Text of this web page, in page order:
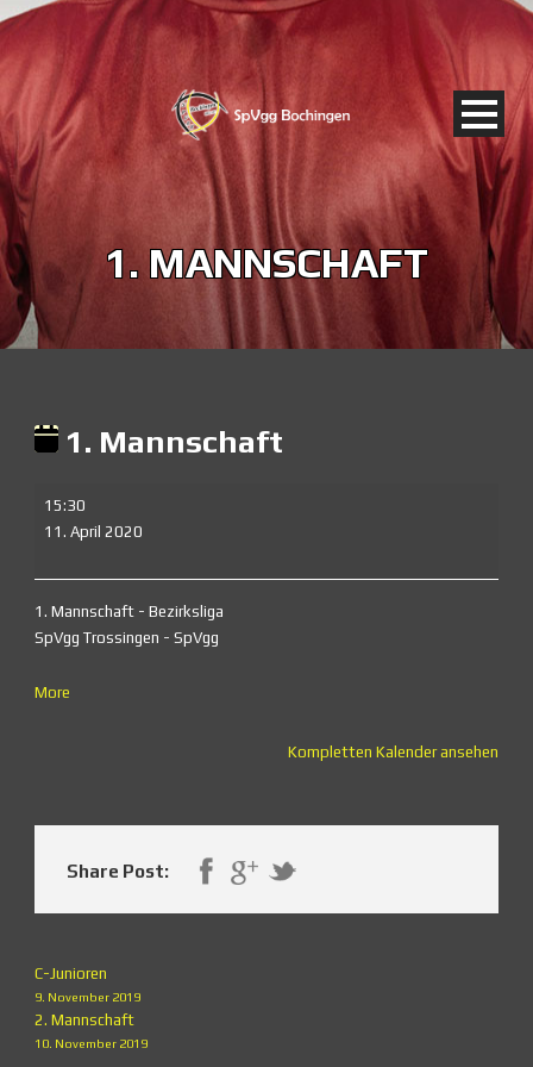
1. MANNSCHAFT
1. Mannschaft
15:30
11. April 2020
1. Mannschaft - Bezirksliga
SpVgg Trossingen - SpVgg
More
Kompletten Kalender ansehen
Share Post:
C-Junioren
9. November 2019
2. Mannschaft
10. November 2019